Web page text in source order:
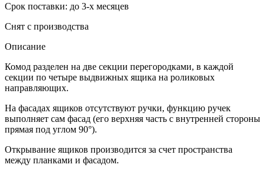
Cрок поставки: до 3-х месяцев
Снят с производства
Описание
Комод разделен на две секции перегородками, в каждой
секции по четыре выдвижных ящика на роликовых
направляющих.
На фасадах ящиков отсутствуют ручки, функцию ручек
выполняет сам фасад (его верхняя часть с внутренней стороны
прямая под углом 90°).
Открывание ящиков производится за счет пространства
между планками и фасадом.